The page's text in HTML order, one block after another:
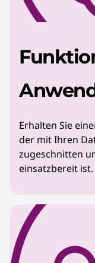
Erhalten Sie
der mit Ihren
zugeschnitten
einsatzbereit ist.